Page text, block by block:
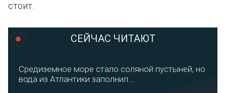
стоит.
СЕЙЧАС ЧИТАЮТ
Средиземное море стало соляной пустыней, но
вода из Атлантики заполнил...